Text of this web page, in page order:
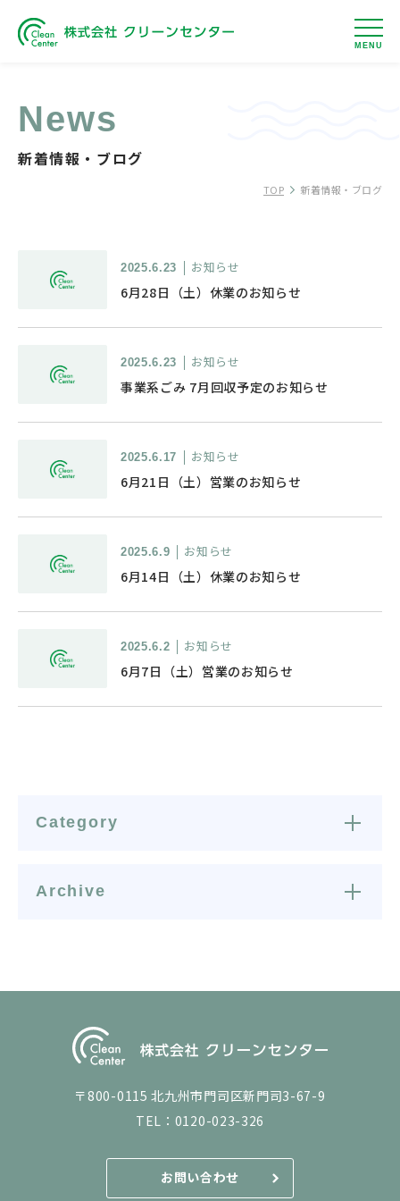
MENU
News
新着情報・ブログ
TOP 新着情報・ブログ
2025.6.23 お知らせ
6月28日（土）休業のお知らせ
2025.6.23 お知らせ
事業系ごみ 7月回収予定のお知らせ
2025.6.17 お知らせ
6月21日（土）営業のお知らせ
2025.6.9 お知らせ
6月14日（土）休業のお知らせ
2025.6.2 お知らせ
6月7日（土）営業のお知らせ
Category
Archive
〒800-0115 北九州市門司区新門司3-67-9
TEL： 0120-023-326
お問い合わせ